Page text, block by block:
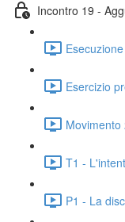
Incontro 19 -
Esercizio
T1 -
P1 - La